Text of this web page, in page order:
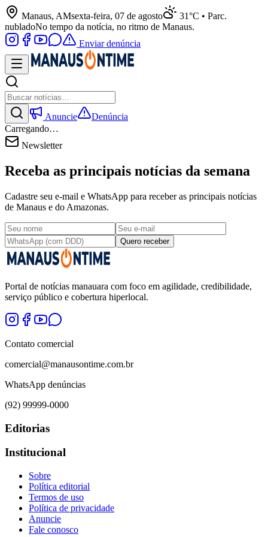
Manaus, AMsexta-feira, 07 de agosto
31°C • Parc.
nubladoNo tempo da notícia, no ritmo de Manaus.
Enviar denúncia
Anuncie
Denúncia
Carregando…
Newsletter
Receba as principais notícias da semana
Cadastre seu e-mail e WhatsApp para receber as principais notícias
de Manaus e do Amazonas.
Quero receber
Portal de notícias manauara com foco em agilidade, credibilidade,
serviço público e cobertura hiperlocal.
Contato comercial
comercial@manausontime.com.br
WhatsApp denúncias
(92) 99999-0000
Editorias
Institucional
Sobre
Política editorial
Termos de uso
Política de privacidade
Anuncie
Fale conosco